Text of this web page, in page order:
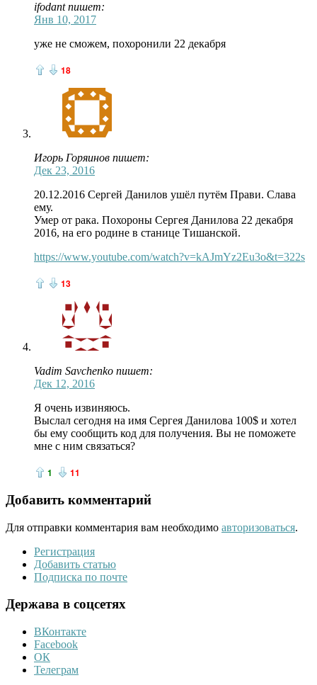
ifodant пишет:
Янв 10, 2017
уже не сможем, похоронили 22 декабря
18
Игорь Горяинов пишет:
Дек 23, 2016
20.12.2016 Сергей Данилов ушёл путём Прави. Слава
ему.
Умер от рака. Похороны Сергея Данилова 22 декабря
2016, на его родине в станице Тишанской.
https://www.youtube.com/watch?v=kAJmYz2Eu3o&t=322s
13
Vadim Savchenko пишет:
Дек 12, 2016
Я очень извиняюсь.
Выслал сегодня на имя Сергея Данилова 100$ и хотел
бы ему сообщить код для получения. Вы не поможете
мне с ним связаться?
1 11
Добавить комментарий
Для отправки комментария вам необходимо авторизоваться.
Регистрация
Добавить статью
Подписка по почте
Держава в соцсетях
ВКонтакте
Facebook
ОК
Телеграм